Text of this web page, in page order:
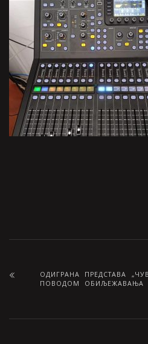
ОДИГРАНА ПРЕДСТАВА
ПОВОДОМ ОБИЉЕЖАВАЊА